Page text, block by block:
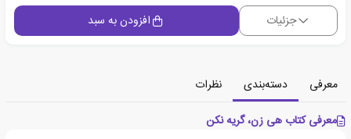
جزئیات افزودن به سبد
معرفی دسته‌بندی
نظرات
معرفی کتاب هی زن، گریه نکن